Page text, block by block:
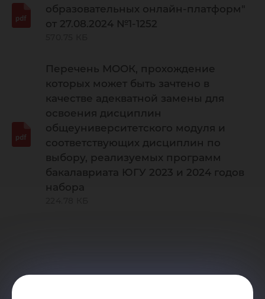
образовательных онлайн-платформ"
от 27.08.2024 №1-1252
Перечень МООК, прохождение
которых может быть зачтено в
качестве адекватной замены для
освоения дисциплин
общеуниверситетского модуля и
соответствующих дисциплин по
выбору, реализуемых программ
бакалавриата ЮГУ 2023 и 2024 годов
набора